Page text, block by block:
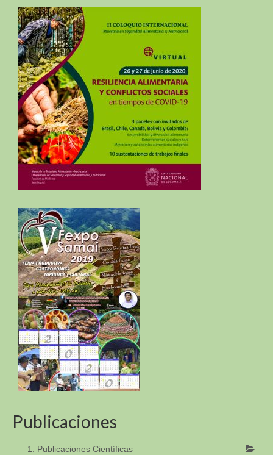
Publicaciones
1. Publicaciones Científicas